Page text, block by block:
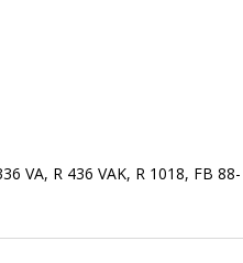
VA, R 436 VAK, R 1018, FB 88-